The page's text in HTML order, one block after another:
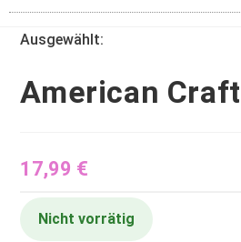
Ausgewählt:
American
17,99 €
Nicht vorrätig